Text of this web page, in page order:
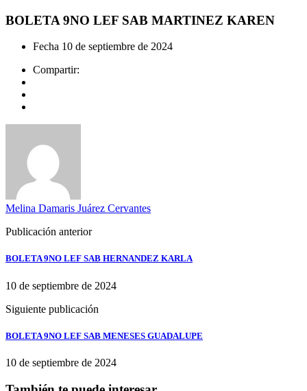
BOLETA 9NO LEF SAB MARTINEZ KAREN
Fecha 10 de septiembre de 2024
Compartir:
Melina Damaris Juárez Cervantes
Publicación anterior
BOLETA 9NO LEF SAB HERNANDEZ KARLA
10 de septiembre de 2024
Siguiente publicación
BOLETA 9NO LEF SAB MENESES GUADALUPE
10 de septiembre de 2024